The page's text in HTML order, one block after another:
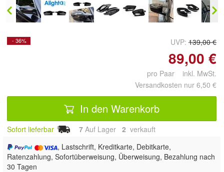
- 36% UVP: 139,00 €
89,00 €
pro Paar inkl. MwSt.
Versandkosten nur 6,50 €
In den Warenkorb
Sofort lieferbar 7 Auf Lager 2 verkauft
, Lastschrift, Kreditkarte, Debitkarte,
Ratenzahlung, Sofortüberweisung, Überweisung, Bezahlung nach
30 Tagen